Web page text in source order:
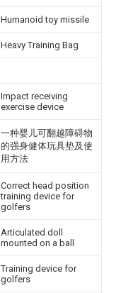
Humanoid toy missile
Heavy Training Bag
Impact receiving
exercise device
一种婴儿可翻越障碍物
的强身健体玩具垫及使
用方法
Correct head position
training device for
golfers
Articulated doll
mounted on a ball
Training device for
golfers